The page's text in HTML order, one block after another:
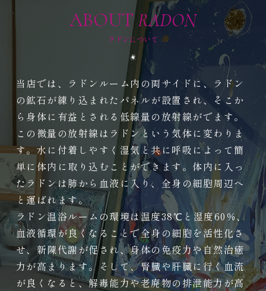
ABOUTRADON
ラドンについて
当店では、ラドンルーム内の両サイドに、
ラドン
の鉱石が練り込まれたパネルが設置され、そこか
ら身体に有益とされる低線量の放射線がでます。
この微量の放射線はラドンという気体に変わりま
す。水に付着しやすく湿気と共に呼吸によって簡
単に体内に取り込むことができます。体内に入っ
たラドンは肺から血液に入り、全身の細胞周辺へ
と運ばれます。
ラドン温浴ルームの環境は温度38℃と湿度60％、
血液循環が良くなることで全身の細胞を活性化さ
せ、新陳代謝が促され、身体の免疫力や自然治癒
力が高まります。そして、腎臓や肝臓に行く血流
が良くなると、解毒能力や老廃物の排泄能力が高